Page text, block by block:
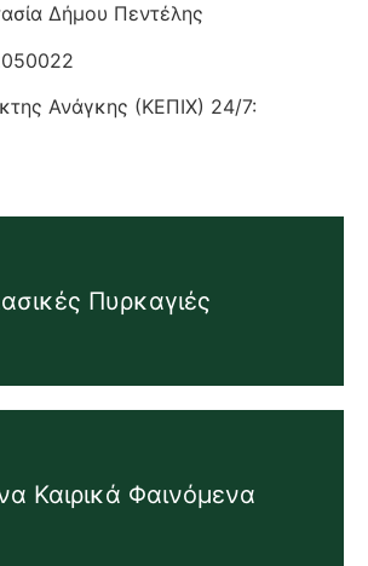
Δήμου Πεντέλης
Ανάγκης (ΚΕΠΙΧ) 24/7:
Πυρκαγιές
Καιρικά Φαινόμενα